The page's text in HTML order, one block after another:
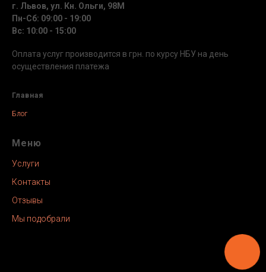
специализируется на проверке авто в Буске, чтобы
помочь вам избежать неприятных сюрпризов и не
купить проблемный автомобиль.
автомобиль, который вы выбираете, соответствует
всем требованиям безопасной эксплуатации, а также
бюджета и потребностей.
проверки авто в Буске?
имеют многолетний опыт работы в сфере проверки и
подбора автомобилей, что позволяет им точно
2. Комплексная проверка. Кроме технического
юридический статус, что позволяет минимизировать
г. Львов, ул. Кн. Ольги, 98М
Пн-Сб: 09:00 - 19:00
Вс: 10:00 - 15:00
Оплата услуг производится в грн. по курсу НБУ на день
осуществления платежа
Главная
Блог
Меню
Услуги
Контакты
Отзывы
Мы подобрали